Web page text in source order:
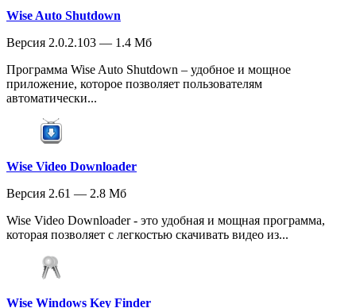
Wise Auto Shutdown
Версия 2.0.2.103 — 1.4 Мб
Программа Wise Auto Shutdown – удобное и мощное
приложение, которое позволяет пользователям
автоматически...
Wise Video Downloader
Версия 2.61 — 2.8 Мб
Wise Video Downloader - это удобная и мощная программа,
которая позволяет с легкостью скачивать видео из...
Wise Windows Key Finder